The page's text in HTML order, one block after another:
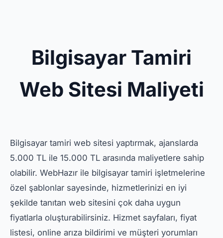
Bilgisayar Tamiri
Web Sitesi Maliyeti
Bilgisayar tamiri web sitesi yaptırmak, ajanslarda
5.000 TL ile 15.000 TL arasında maliyetlere sahip
olabilir. WebHazır ile bilgisayar tamiri işletmelerine
özel şablonlar sayesinde, hizmetlerinizi en iyi
şekilde tanıtan web sitesini çok daha uygun
fiyatlarla oluşturabilirsiniz. Hizmet sayfaları, fiyat
listesi, online arıza bildirimi ve müşteri yorumları